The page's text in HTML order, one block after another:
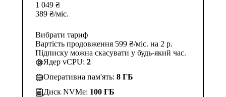
1 049 ₴
389 ₴/міс.
Вибрати тариф
Вартість продовження 599 ₴/міс. на 2 р.
Підписку можна скасувати у будь-який час.
Ядер vCPU: 2
Оперативна пам'ять: 8 ГБ
Диск NVMe: 100 ГБ